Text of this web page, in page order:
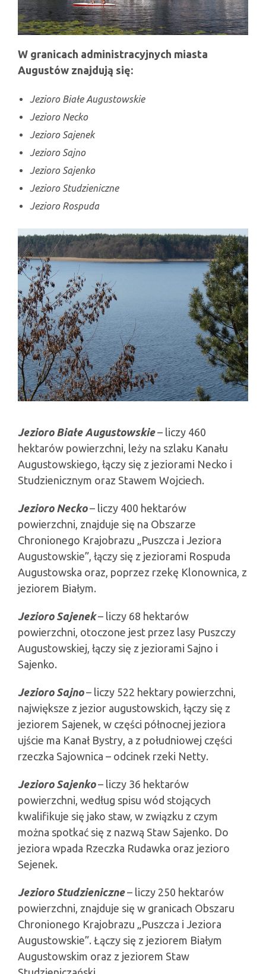
W granicach administracyjnych miasta
Augustów znajdują się:
Jezioro Białe Augustowskie
Jezioro Necko
Jezioro Sajenek
Jezioro Sajno
Jezioro Sajenko
Jezioro Studzieniczne
Jezioro Rospuda
Jezioro Białe Augustowskie– liczy 460
hektarów powierzchni, leży na szlaku Kanału
Augustowskiego, łączy się z jeziorami Necko i
Studzienicznym oraz Stawem Wojciech.
Jezioro Necko– liczy 400 hektarów
powierzchni, znajduje się na Obszarze
Chronionego Krajobrazu „Puszcza i Jeziora
Augustowskie”, łączy się z jeziorami Rospuda
Augustowska oraz, poprzez rzekę Klonownica, z
jeziorem Białym.
Jezioro Sajenek– liczy 68 hektarów
powierzchni, otoczone jest przez lasy Puszczy
Augustowskiej, łączy się z jeziorami Sajno i
Sajenko.
Jezioro Sajno– liczy 522 hektary powierzchni,
największe z jezior augustowskich, łączy się z
jeziorem Sajenek, w części północnej jeziora
ujście ma Kanał Bystry, a z południowej części
rzeczka Sajownica – odcinek rzeki Netty.
Jezioro Sajenko– liczy 36 hektarów
powierzchni, według spisu wód stojących
kwalifikuje się jako staw, w związku z czym
można spotkać się z nazwą Staw Sajenko. Do
jeziora wpada Rzeczka Rudawka oraz jezioro
Sejenek.
Jezioro Studzieniczne– liczy 250 hektarów
powierzchni, znajduje się w granicach Obszaru
Chronionego Krajobrazu „Puszcza i Jeziora
Augustowskie”. Łączy się z jeziorem Białym
Augustowskim oraz z jeziorem Staw